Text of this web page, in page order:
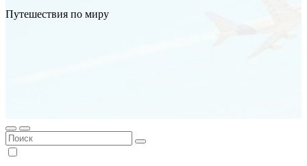
Путешествия по миру